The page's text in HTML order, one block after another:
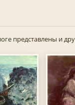
представлены и